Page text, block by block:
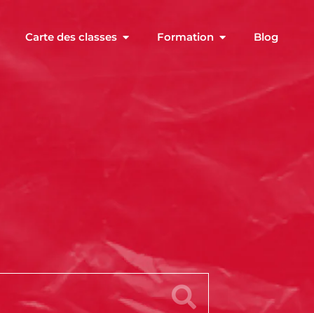
Carte des classes Formation Blog